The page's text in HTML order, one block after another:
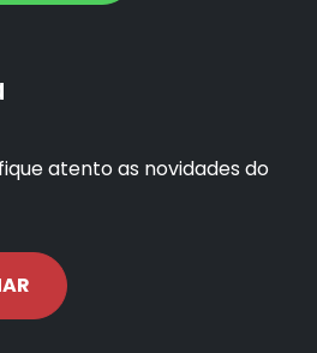
atento as novidades do